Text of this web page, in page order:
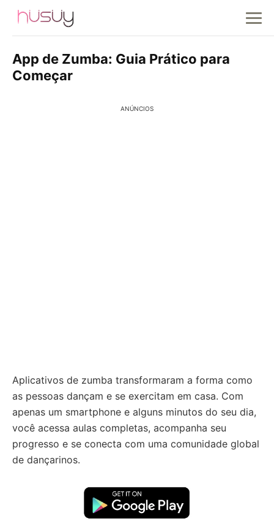
App de Zumba: Guia Prático para
Começar
ANÚNCIOS
Aplicativos de zumba transformaram a forma como
as pessoas dançam e se exercitam em casa. Com
apenas um smartphone e alguns minutos do seu dia,
você acessa aulas completas, acompanha seu
progresso e se conecta com uma comunidade global
de dançarinos.